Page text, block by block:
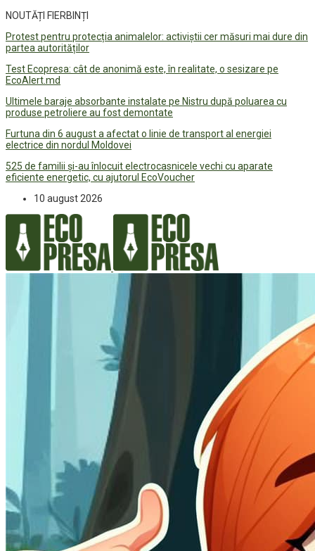
NOUTĂȚI FIERBINȚI
Protest pentru protecția animalelor: activiștii cer măsuri mai dure din
partea autorităților
Test Ecopresa: cât de anonimă este, în realitate, o sesizare pe
EcoAlert.md
Ultimele baraje absorbante instalate pe Nistru după poluarea cu
produse petroliere au fost demontate
Furtuna din 6 august a afectat o linie de transport al energiei
electrice din nordul Moldovei
525 de familii și-au înlocuit electrocasnicele vechi cu aparate
eficiente energetic, cu ajutorul EcoVoucher
10 august 2026